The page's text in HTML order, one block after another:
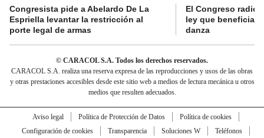
Congresista pide a Abelardo De La
Espriella levantar la restricción al
porte legal de armas
El Congreso
ley que beneficia
danza
© CARACOL S.A. Todos los derechos reservados.
CARACOL S.A. realiza una reserva expresa de las reproducciones y usos de las obras
y otras prestaciones accesibles desde este sitio web a medios de lectura mecánica u otros
medios que resulten adecuados.
Aviso legal Política de Protección de Datos
Política de cookies
Configuración de cookies
Transparencia Soluciones W
Teléfonos